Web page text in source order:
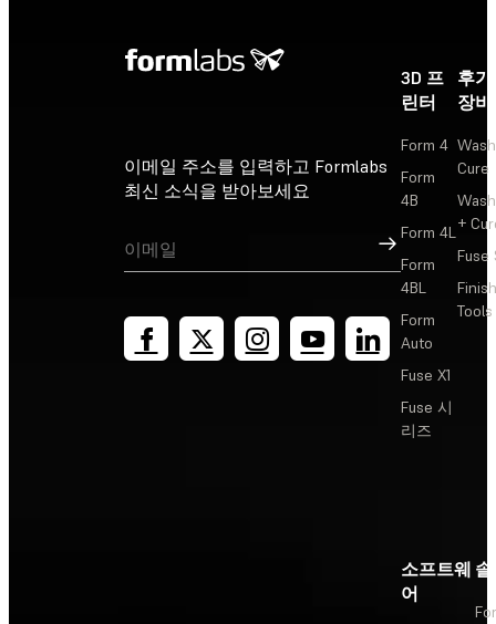
이메일 주소를 입력하고 Formlabs
최신 소식을 받아보세요
가입
3D 프
린터
Form 4
Form
4B
Form 4L
Form
4BL
Form
Auto
Fuse X1
Fuse 시
리즈
후
장비
Cure
+
Fuse
Tools
소프트웨
어